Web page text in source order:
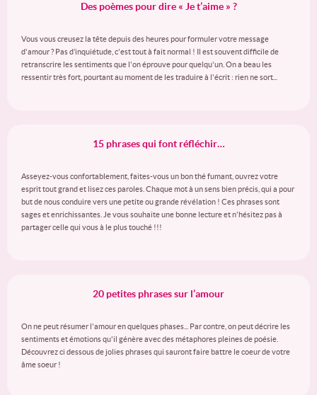
Des poèmes pour dire « Je t’aime » ?
Vous vous creusez la tête depuis des heures pour formuler votre message
d'amour ? Pas d’inquiétude, c'est tout à fait normal ! Il est souvent difficile de
retranscrire les sentiments que l'on éprouve pour quelqu'un. On a beau les
ressentir très fort, pourtant au moment de les traduire à l'écrit : rien ne sort...
15 phrases qui font réfléchir…
Asseyez-vous confortablement, faites-vous un bon thé fumant, ouvrez votre
esprit tout grand et lisez ces paroles. Chaque mot à un sens bien précis, qui a pour
but de nous conduire vers une petite ou grande révélation ! Ces phrases sont
sages et enrichissantes. Je vous souhaite une bonne lecture et n'hésitez pas à
partager celle qui vous à le plus touché !!!
20 petites phrases sur l’amour
On ne peut résumer l'amour en quelques phases... Par contre, on peut décrire les
sentiments et émotions qu'il génère avec des métaphores pleines de poésie.
Découvrez ci dessous de jolies phrases qui sauront faire battre le coeur de votre
âme soeur !